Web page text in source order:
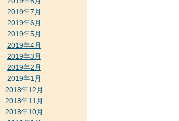
2019年7月
2019年6月
2019年5月
2019年4月
2019年3月
2019年2月
2019年1月
2018年12月
2018年11月
2018年10月